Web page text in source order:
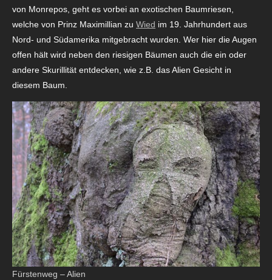
von Monrepos, geht es vorbei an exotischen Baumriesen,
welche von Prinz Maximillian zu Wied im 19. Jahrhundert aus
Nord- und Südamerika mitgebracht wurden. Wer hier die Augen
offen hält wird neben den riesigen Bäumen auch die ein oder
andere Skurillität entdecken, wie z.B. das Alien Gesicht in
diesem Baum.
Fürstenweg – Alien